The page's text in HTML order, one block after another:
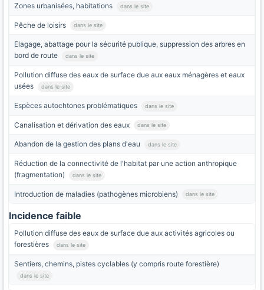
Zones urbanisées, habitations dans le site
Pêche de loisirs dans le site
Elagage, abattage pour la sécurité publique, suppression des arbres en
bord de route
dans le site
Pollution diffuse des eaux de surface due aux eaux ménagères et eaux
usées
dans le site
Espèces autochtones problématiques dans le site
Canalisation et dérivation des eaux dans le site
Abandon de la gestion des plans d'eau dans le site
Réduction de la connectivité de l'habitat par une action anthropique
(fragmentation)
dans le site
Introduction de maladies (pathogènes microbiens) dans le site
Incidence faible
Pollution diffuse des eaux de surface due aux activités agricoles ou
forestières
dans le site
Sentiers, chemins, pistes cyclables (y compris route forestière)
dans le site